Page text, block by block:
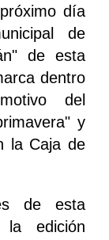
día
de
de esta
dentro
del
y
la Caja de
de esta
edición